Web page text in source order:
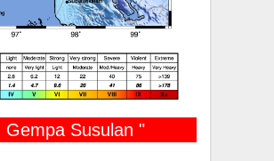
Gempa Susulan "